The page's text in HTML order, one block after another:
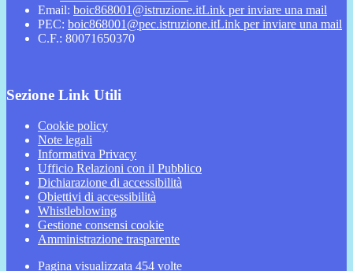
Email: boic868001@istruzione.itLink per inviare una mail
PEC: boic868001@pec.istruzione.itLink per inviare una mail
C.F.: 80071650370
Sezione Link Utili
Cookie policy
Note legali
Informativa Privacy
Ufficio Relazioni con il Pubblico
Dichiarazione di accessibilità
Obiettivi di accessibilità
Whistleblowing
Gestione consensi cookie
Amministrazione trasparente
Pagina visualizzata 454 volte